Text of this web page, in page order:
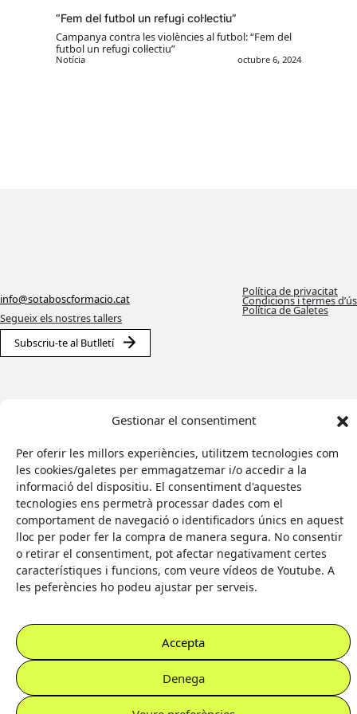
Gestionar el consentiment
Per oferir les millors experiències, utilitzem tecnologies com
les cookies/galetes per emmagatzemar i/o accedir a la
informació del dispositiu. El consentiment d'aquestes
tecnologies ens permetrà processar dades com el
comportament de navegació o identificadors únics en aquest
lloc per poder fer la compra de manera segura. No consentir
o retirar el consentiment, pot afectar negativament certes
característiques i funcions, com veure vídeos de Youtube. A
les peferències ho podeu ajustar per serveis.
Accepta
Denega
“Fem del futbol un refugi col·lectiu”
Campanya contra les violències al futbol: “Fem del
futbol un refugi col·lectiu”
Notícia octubre 6, 2024
info@sotaboscformacio.cat
Segueix els nostres tallers
Subscriu-te al Butlletí
Política de privacitat
Condicions i termes d’ús
Política de Galetes
Amb el suport de:
Il·lustradora:
Eva Palomar
Web feta per